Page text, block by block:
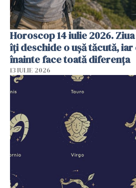
Horoscop 14 iulie 2026.
îți deschide o ușă tăcută,
înainte face toată diferența
13 IULIE 2026